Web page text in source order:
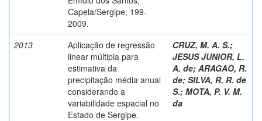
Capela/Sergipe, 199-
2009.
2013
Aplicação de regressão
linear múltipla para
estimativa da
precipitação média anual
considerando a
variabilidade espacial no
Estado de Sergipe.
CRUZ, M. A. S.;
JESUS JUNIOR, L.
A. de; ARAGAO, R.
de; SILVA, R. R. de
S.; MOTA, P. V. M.
da